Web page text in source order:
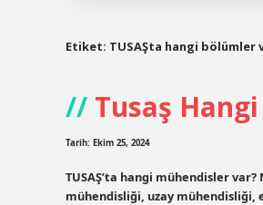
Etiket: TUSAŞta hangi bölümler
Tusaş
Tarih: Ekim 25, 2024
TUSAŞ’ta hangi mühendisler
mühendisliği, uzay